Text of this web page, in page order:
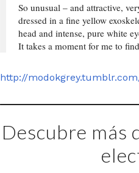
So unusual – and attractive,
dressed in a fine yellow
head and intense, pure white
It takes a moment for me to
http://
Descubre más